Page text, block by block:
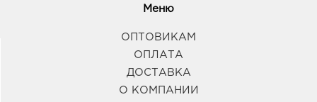
Меню
ОПТОВИКАМ
ОПЛАТА
ДОСТАВКА
О КОМПАНИИ